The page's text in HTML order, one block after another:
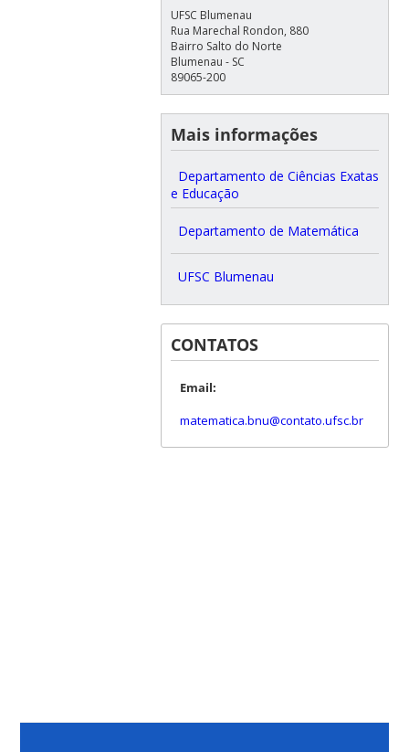
UFSC Blumenau
Rua Marechal Rondon, 880
Bairro Salto do Norte
Blumenau - SC
89065-200
Mais informações
Departamento de Ciências Exatas
e Educação
Departamento de Matemática
UFSC Blumenau
CONTATOS
Email:
matematica.bnu@contato.ufsc.br